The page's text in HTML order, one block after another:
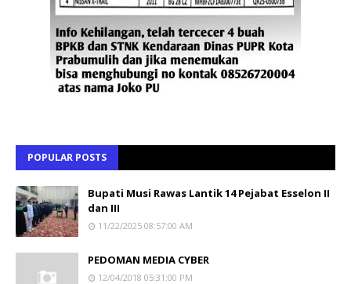
POPULAR POSTS
Bupati Musi Rawas Lantik 14 Pejabat Esselon II
dan III
11/22/2025 08:57:00 AM
PEDOMAN MEDIA CYBER
12/04/2018 05:31:00 PM